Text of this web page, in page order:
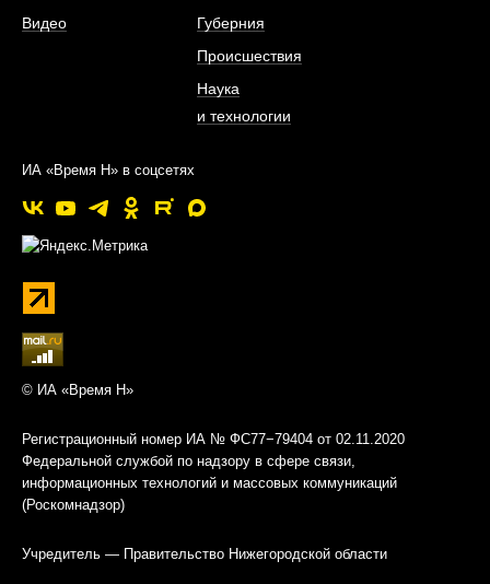
Видео
Губерния
Происшествия
Наука
и технологии
ИА «Время Н» в соцсетях
© ИА «Время Н»
Регистрационный номер ИА № ФС77−79404 от 02.11.2020
Федеральной службой по надзору в сфере связи,
информационных технологий и массовых коммуникаций
(Роскомнадзор)
Учредитель — Правительство Нижегородской области